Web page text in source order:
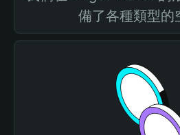
備了各種類型的